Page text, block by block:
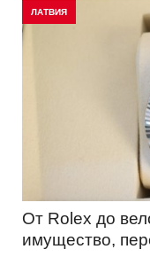
ЛАТВИЯ
От Rolex до
имущество,